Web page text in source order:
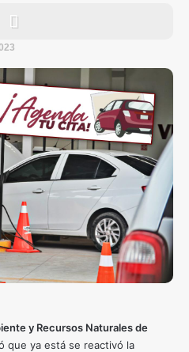
y Recursos Naturales de
que ya está se reactivó la